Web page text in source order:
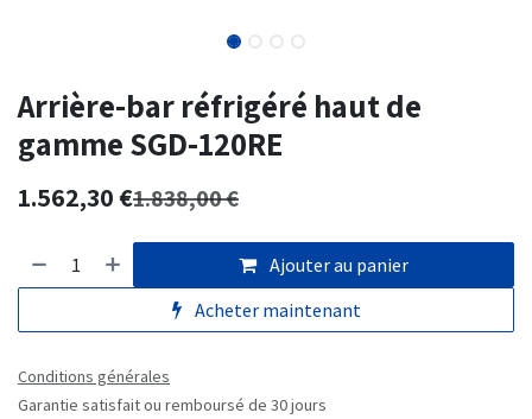
Arrière-bar réfrigéré haut de
gamme SGD-120RE
1.562,30€1.838,00€
Ajouter au panier
Acheter maintenant
Conditions générales
Garantie satisfait ou remboursé de 30 jours